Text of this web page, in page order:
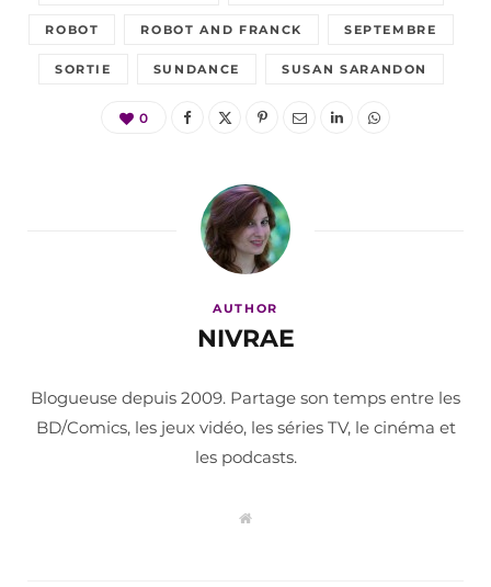
ROBOT ROBOT AND FRANCK SEPTEMBRE
SORTIE SUNDANCE SUSAN SARANDON
0
AUTHOR
NIVRAE
Blogueuse depuis 2009. Partage son temps entre les
BD/Comics, les jeux vidéo, les séries TV, le cinéma et
les podcasts.
W